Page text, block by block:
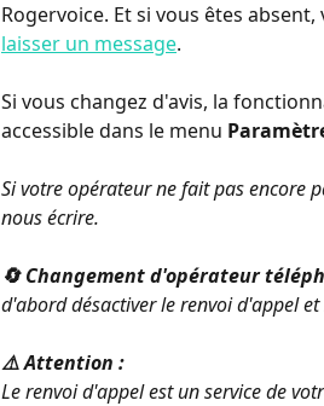
Rogervoice. Et si vous êtes
laisser un message.
Si vous changez d'avis, la
accessible dans le menu
Si votre opérateur ne fait pas encore
nous écrire.
🔄 Changement d'opérateur
d'abord désactiver le renvoi d'appel
⚠️ Attention :
Le renvoi d'appel est un service de